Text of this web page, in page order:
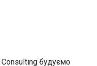
будуємо